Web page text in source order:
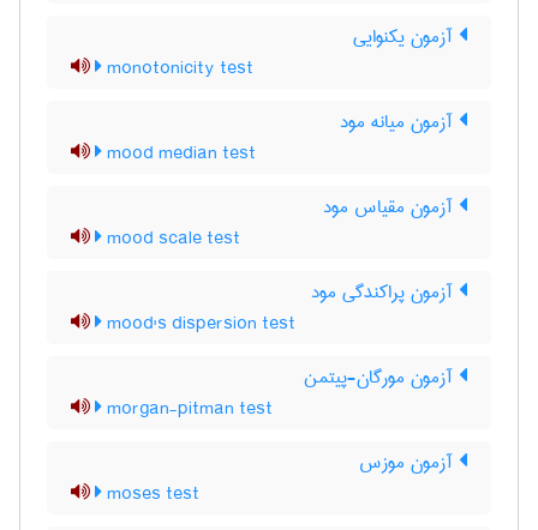
آزمون یکنوایی
monotonicity test
آزمون میانه مود
mood median test
آزمون مقیاس مود
mood scale test
آزمون پراکندگی مود
mood's dispersion test
آزمون مورگان-پیتمن
morgan-pitman test
آزمون موزس
moses test